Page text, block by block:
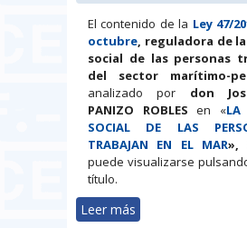
El contenido de la Ley 47/
octubre , reguladora de
social de las personas
del sector marítimo-
analizado por don
PANIZO ROBLES en «LA
SOCIAL DE LAS
TRABAJAN EN EL MAR»,
puede visualizarse
título.
Leer más